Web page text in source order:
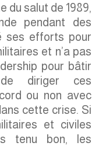
du salut de 1989,
pendant des
ses efforts pour
et n’a pas
pour bâtir
diriger ces
ou non avec
cette crise. Si
et civiles
tenu bon, les